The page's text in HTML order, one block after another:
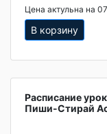
Цена актульна на
В корзину
Расписание
Пиши-Стирай